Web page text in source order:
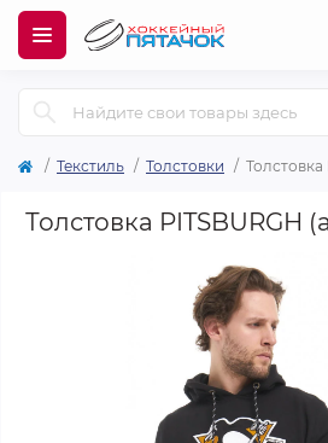
Текстиль Толстовки Толстовка
Толстовка PITSBURGH